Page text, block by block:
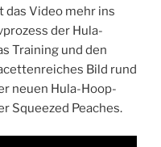
das Video mehr ins
der Hula-
Training und den
Bild rund
neuen Hula-Hoop-
Squeezed Peaches.